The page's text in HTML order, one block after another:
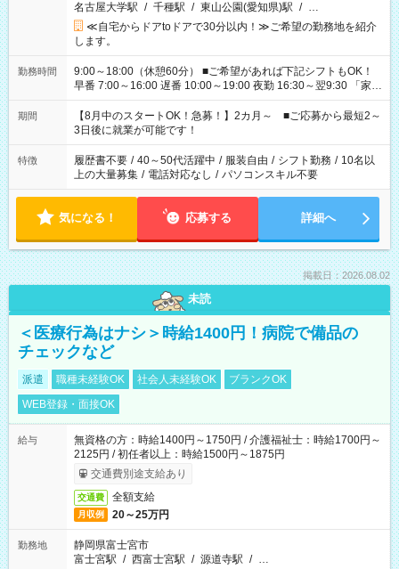
名古屋大学駅 / 千種駅 / 東山公園(愛知県)駅 / …
≪自宅からドアtoドアで30分以内！≫ご希望の勤務地を紹介
します。
勤務時間
9:00～18:00（休憩60分） ■ご希望があれば下記シフトもOK！
早番 7:00～16:00 遅番 10:00～19:00 夜勤 16:30～翌9:30 「家族
と休みを合わせたい」 「余裕を持って夕飯の準備がしたい」
「できれば残業はしたくない」 など、ご希望を教えてください
ね。 ※Wワーク希望の方へ 今ご覧のお仕事で希望する勤務時間
と、もう1つのお仕事の勤務時間。 合計で週40時間を超える場
合は応募できません。
期間
【8月中のスタートOK！急募！】2カ月～ ■ご応募から最短2～
3日後に就業が可能です！
特徴 履歴書不要 / 40～50代活躍中 / 服装自由 / シフト勤務 / 10名以
上の大量募集 / 電話対応なし / パソコンスキル不要
気になる！ 応募する 詳細へ
掲載日：2026.08.02
未読
＜医療行為はナシ＞時給1400円！病院で備品の
チェックなど
派遣 職種未経験OK 社会人未経験OK
ブランクOK
WEB登録・面接OK
給与
無資格の方：時給1400円～1750円 / 介護福祉士：時給1700円～
2125円 / 初任者以上：時給1500円～1875円
交通費別途支給あり
交通費 全額支給
月収例 20～25万円
勤務地
静岡県富士宮市
富士宮駅 / 西富士宮駅 / 源道寺駅 / …